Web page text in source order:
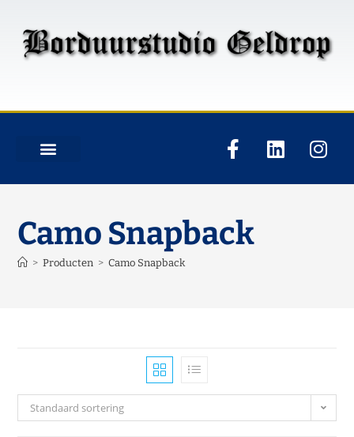
Camo Snapback
> Producten > Camo Snapback
Standaard sortering